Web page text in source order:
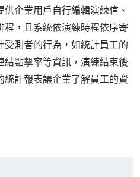
企業用戶自行編輯演練信、
程，且系統依演練時程依序寄
測者的行為，如統計員工的
結點擊率等資訊，演練結束後
計報表讓企業了解員工的資